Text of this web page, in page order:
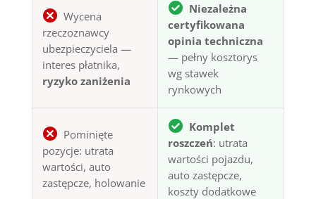
Wycena
rzeczoznawcy
ubezpieczyciela —
interes płatnika,
ryzyko zaniżenia
Niezależna
certyfikowana
opinia techniczna
— pełny kosztorys
wg stawek
rynkowych
Pominięte
pozycje: utrata
wartości, auto
zastępcze, holowanie
Komplet
roszczeń: utrata
wartości pojazdu,
auto zastępcze,
koszty dodatkowe